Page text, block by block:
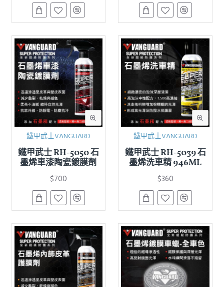
鐵甲武士VANGUARD
鐵甲武士 RH-5050 石
墨烯車漆陶瓷鍍膜劑
$700
鐵甲武士VANGUARD
鐵甲武士 RH-5039 石
墨烯洗車精 946ML
$360